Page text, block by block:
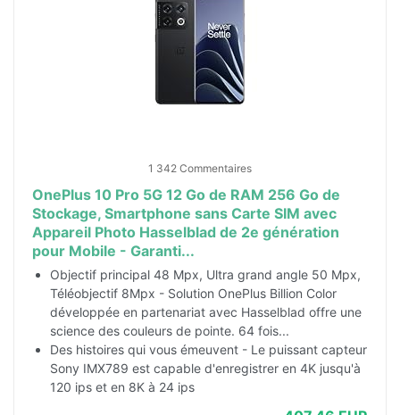
1 342 Commentaires
OnePlus 10 Pro 5G 12 Go de RAM 256 Go de
Stockage, Smartphone sans Carte SIM avec
Appareil Photo Hasselblad de 2e génération
pour Mobile - Garanti...
Objectif principal 48 Mpx, Ultra grand angle 50 Mpx,
Téléobjectif 8Mpx - Solution OnePlus Billion Color
développée en partenariat avec Hasselblad offre une
science des couleurs de pointe. 64 fois...
Des histoires qui vous émeuvent - Le puissant capteur
Sony IMX789 est capable d'enregistrer en 4K jusqu'à
120 ips et en 8K à 24 ips